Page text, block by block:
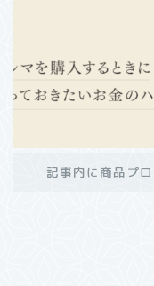
記事内に商品プ